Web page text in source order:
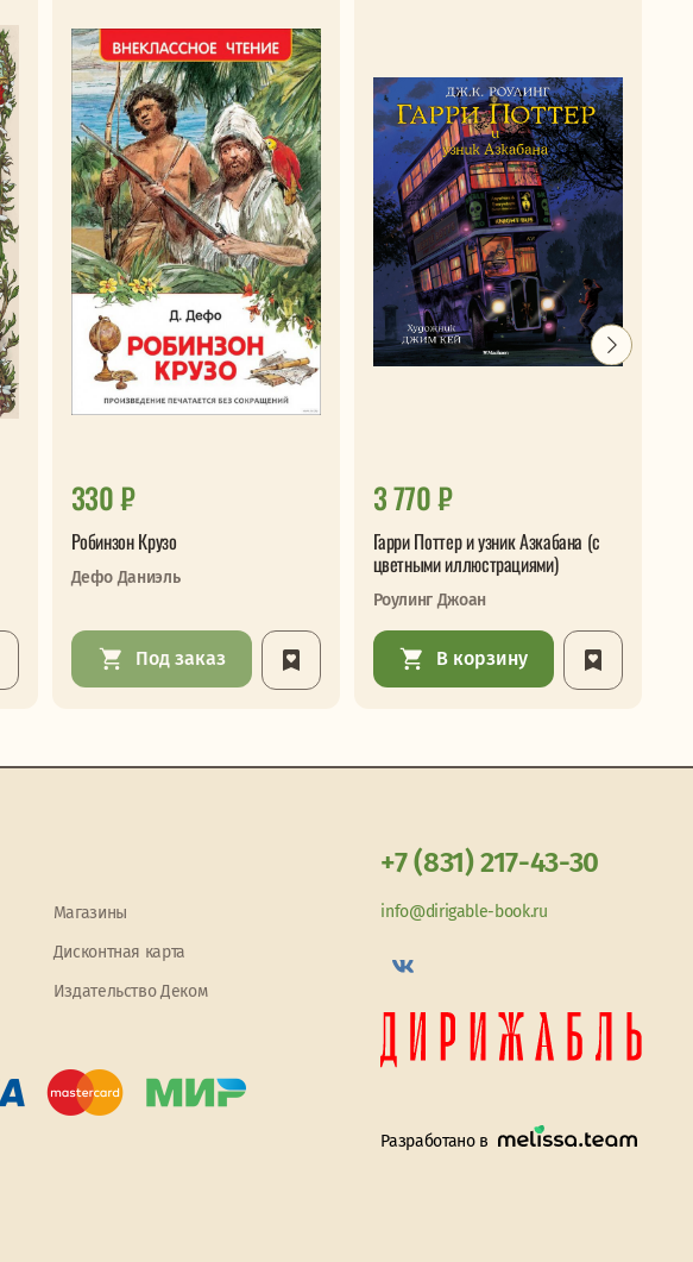
330 ₽
Робинзон Крузо
Дефо Даниэль
Под заказ
3 770 ₽
Гарри Поттер и узник Азкабана (с
цветными иллюстрациями)
Роулинг Джоан
В корзину
Магазины
Дисконтная карта
Издательство Деком
+7 (831) 217-43-30
info@dirigable-book.ru
Разработано в